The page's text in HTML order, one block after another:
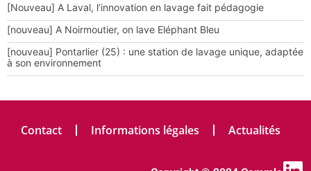
[Nouveau] A Laval, l’innovation en lavage fait pédagogie
[nouveau] A Noirmoutier, on lave Eléphant Bleu
[nouveau] Pontarlier (25) : une station de lavage unique, adaptée
à son environnement
Contact Informations légales Actualités